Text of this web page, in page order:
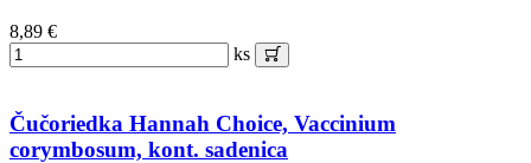
8,89 €
ks
Čučoriedka Hannah Choice, Vaccinium
corymbosum, kont. sadenica